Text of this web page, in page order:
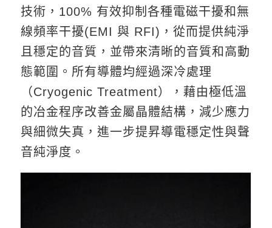
技術，100% 有效抑制各種電磁干擾和無
線頻率干擾(EMI 與 RFI)，從而提供純淨
且穩定的音質，並帶來清晰的音質和高動
態範圍。所有導體均經過深冷處理
（Cryogenic Treatment），藉由極低溫
的冶金程序改善金屬晶體結構，減少應力
與細微失真，進一步提昇導電穩定性與聲
音純淨度。